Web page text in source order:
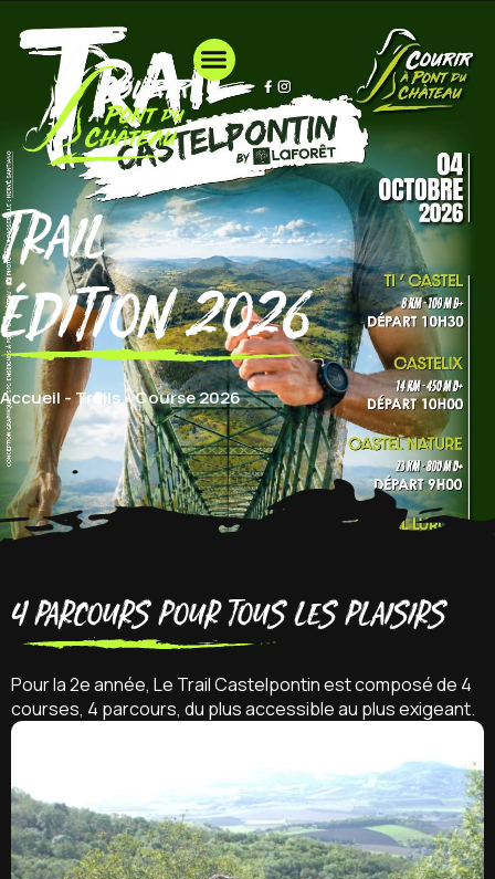
Trail
édition 2026
Accueil -Trails-Course 2026
4 parcours pour tous les plaisirs
Pour la 2e année, Le Trail Castelpontin est composé de 4
courses, 4 parcours, du plus accessible au plus exigeant.